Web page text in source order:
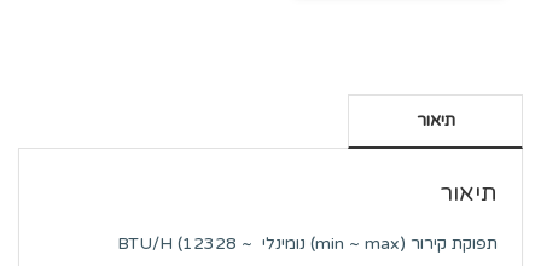
תיאור
תיאור
תפוקת קירור (min ~ max) נומינלי BTU/H (12328 ~